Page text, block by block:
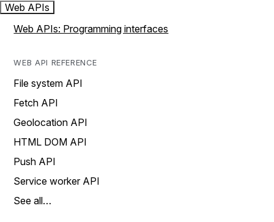
Web APIs
Web APIs: Programming interfaces
WEB API REFERENCE
File system API
Fetch API
Geolocation API
HTML DOM API
Push API
Service worker API
See all…